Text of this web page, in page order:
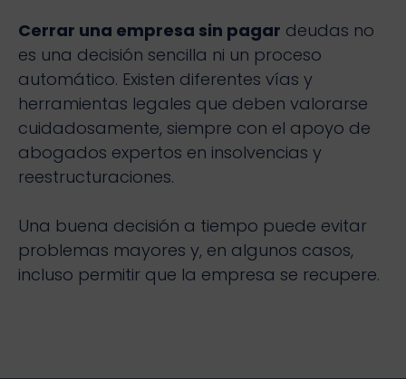
Cerrar una empresa sin pagar deudas no
es una decisión sencilla ni un proceso
automático. Existen diferentes vías y
herramientas legales que deben valorarse
cuidadosamente, siempre con el apoyo de
abogados expertos en insolvencias y
reestructuraciones.
Una buena decisión a tiempo puede evitar
problemas mayores y, en algunos casos,
incluso permitir que la empresa se recupere.